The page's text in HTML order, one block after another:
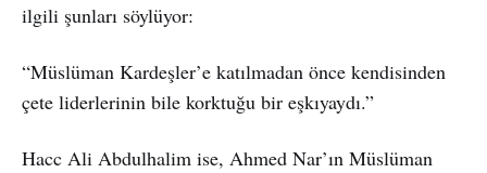
ilgili şunları söylüyor:
“Müslüman Kardeşler’e katılmadan önce kendisinden
çete liderlerinin bile korktuğu bir eşkıyaydı.”
Hacc Ali Abdulhalim ise, Ahmed Nar’ın Müslüman